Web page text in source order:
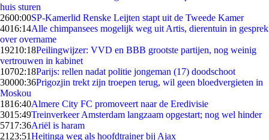
huis sturen
2600:00SP-Kamerlid Renske Leijten stapt uit de Tweede Kamer
4016:14Alle chimpansees mogelijk weg uit Artis, dierentuin in gesprek
over overname
19210:18Peilingwijzer: VVD en BBB grootste partijen, nog weinig
vertrouwen in kabinet
10702:18Parijs: rellen nadat politie jongeman (17) doodschoot
30000:36Prigozjin trekt zijn troepen terug, wil geen bloedvergieten in
Moskou
1816:40Almere City FC promoveert naar de Eredivisie
3015:49Treinverkeer Amsterdam langzaam opgestart; nog wel hinder
5717:36Ariël is haram
21 23:51Heitinga weg als hoofdtrainer bij Ajax